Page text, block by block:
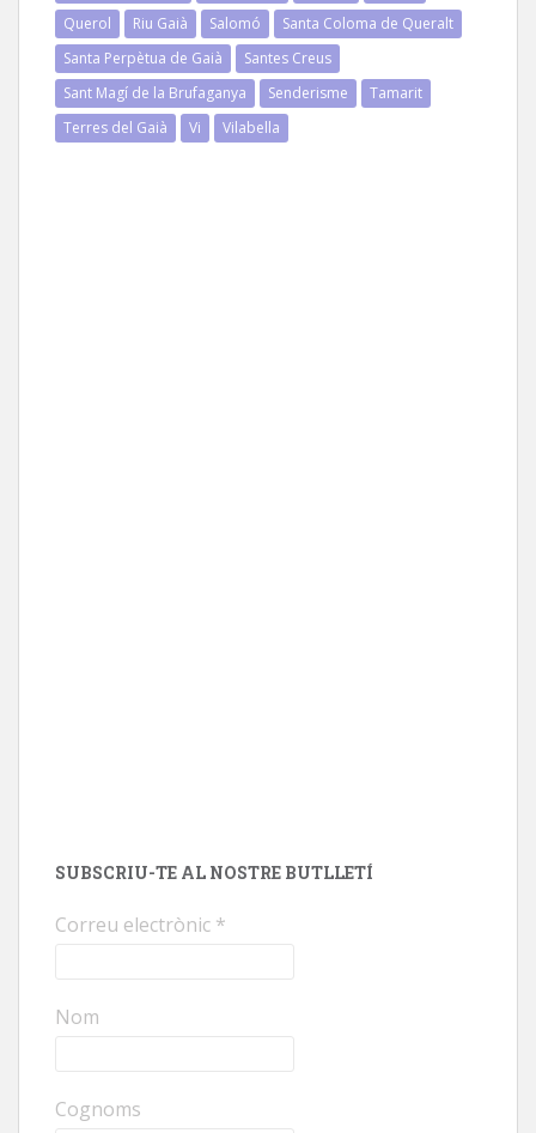
Querol
Riu Gaià Salomó
Santa Coloma de Queralt
Santa Perpètua de Gaià
Santes Creus
Sant Magí de la Brufaganya
Senderisme
Tamarit
Terres del Gaià
Vi Vilabella
SUBSCRIU-TE AL NOSTRE BUTLLETÍ
Correu electrònic *
Nom
Cognoms